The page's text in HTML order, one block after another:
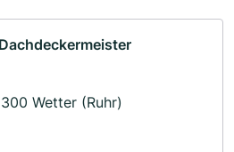
Wetter (Ruhr)